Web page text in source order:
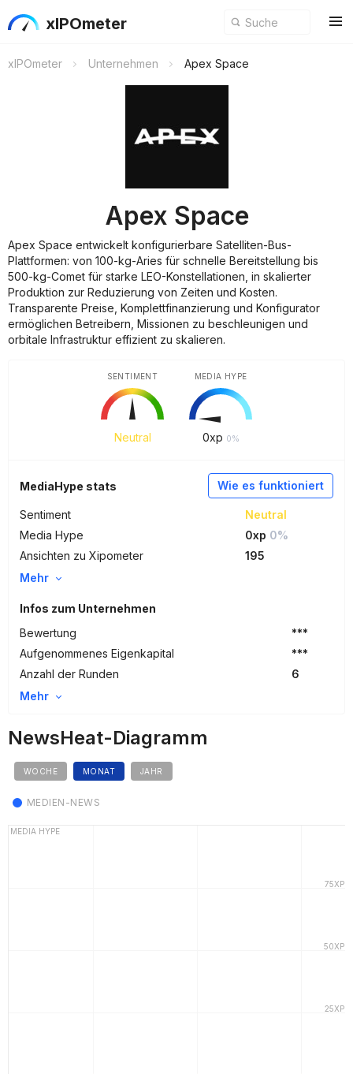
xIPOmeter
xIPOmeter Unternehmen Apex Space
Apex Space
Apex Space entwickelt konfigurierbare Satelliten-Bus-
Plattformen: von 100-kg-Aries für schnelle Bereitstellung bis
500-kg-Comet für starke LEO-Konstellationen, in skalierter
Produktion zur Reduzierung von Zeiten und Kosten.
Transparente Preise, Komplettfinanzierung und Konfigurator
ermöglichen Betreibern, Missionen zu beschleunigen und
orbitale Infrastruktur effizient zu skalieren.
Neutral
SENTIMENT
0xp 0%
MEDIA HYPE
Wie es funktioniert
MediaHype stats
Sentiment
Neutral
Media Hype
0xp 0%
Ansichten zu Xipometer
195
Mehr
Infos zum Unternehmen
Bewertung
***
Aufgenommenes Eigenkapital
***
Anzahl der Runden
6
Mehr
NewsHeat-Diagramm
WOCHE MONAT JAHR
MEDIEN-NEWS